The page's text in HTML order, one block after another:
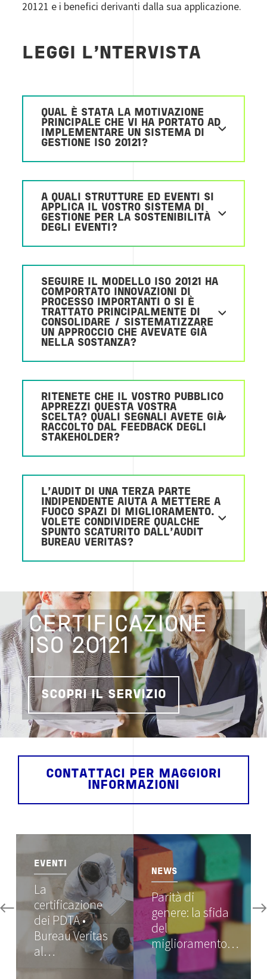
20121 e i benefici derivanti dalla sua applicazione.
LEGGI L'NTERVISTA
QUAL È STATA LA MOTIVAZIONE
PRINCIPALE CHE VI HA PORTATO AD
IMPLEMENTARE UN SISTEMA DI
GESTIONE ISO 20121?
A QUALI STRUTTURE ED EVENTI SI
APPLICA IL VOSTRO SISTEMA DI
GESTIONE PER LA SOSTENIBILITÀ
DEGLI EVENTI?
SEGUIRE IL MODELLO ISO 20121 HA
COMPORTATO INNOVAZIONI DI
PROCESSO IMPORTANTI O SI È
TRATTATO PRINCIPALMENTE DI
CONSOLIDARE / SISTEMATIZZARE
UN APPROCCIO CHE AVEVATE GIÀ
NELLA SOSTANZA?
RITENETE CHE IL VOSTRO PUBBLICO
APPREZZI QUESTA VOSTRA
SCELTA? QUALI SEGNALI AVETE GIÀ
RACCOLTO DAL FEEDBACK DEGLI
STAKEHOLDER?
L’AUDIT DI UNA TERZA PARTE
INDIPENDENTE AIUTA A METTERE A
FUOCO SPAZI DI MIGLIORAMENTO.
VOLETE CONDIVIDERE QUALCHE
SPUNTO SCATURITO DALL’AUDIT
BUREAU VERITAS?
CERTIFICAZIONE
ISO 20121
SCOPRI IL SERVIZIO
CONTATTACI PER MAGGIORI
INFORMAZIONI
EVENTI
La
certificazione
dei PDTA •
Bureau Veritas
al…
Image
NEWS
Parità di
genere: la sfida
del
miglioramento…